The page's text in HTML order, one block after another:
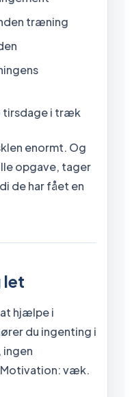
træning
tirsdage i træk
enormt. Og
opgave, tager
de har fået en
let
hjælpe i
du ingenting i
ingen
væk.